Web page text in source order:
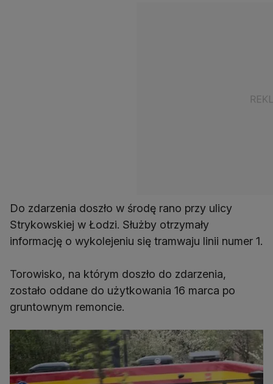
Do zdarzenia doszło w środę rano przy ulicy
Strykowskiej w Łodzi. Służby otrzymały
informację o wykolejeniu się tramwaju linii numer 1.
Torowisko, na którym doszło do zdarzenia,
zostało oddane do użytkowania 16 marca po
gruntownym remoncie.